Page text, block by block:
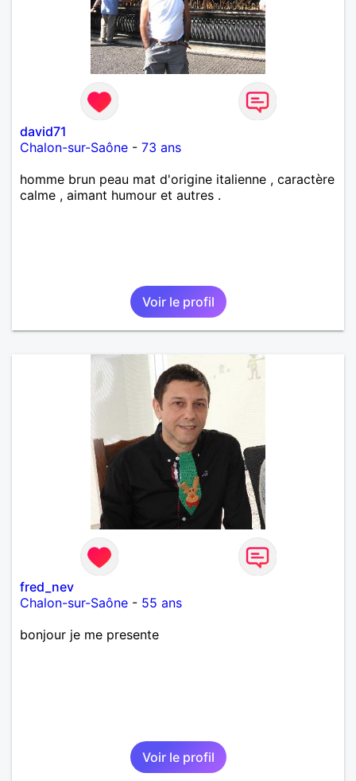
david71
Chalon-sur-Saône - 73 ans
homme brun peau mat d'origine italienne , caractère
calme , aimant humour et autres .
Voir le profil
fred_nev
Chalon-sur-Saône - 55 ans
bonjour je me presente
Voir le profil